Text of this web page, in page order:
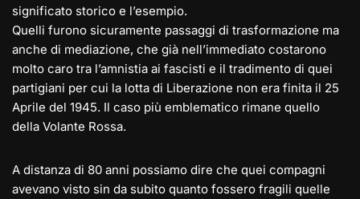
significato storico e l’esempio.
Quelli furono sicuramente passaggi di trasformazione ma
anche di mediazione, che già nell’immediato costarono
molto caro tra l’amnistia ai fascisti e il tradimento di quei
partigiani per cui la lotta di Liberazione non era finita il 25
Aprile del 1945. Il caso più emblematico rimane quello
della Volante Rossa.
A distanza di 80 anni possiamo dire che quei compagni
avevano visto sin da subito quanto fossero fragili quelle